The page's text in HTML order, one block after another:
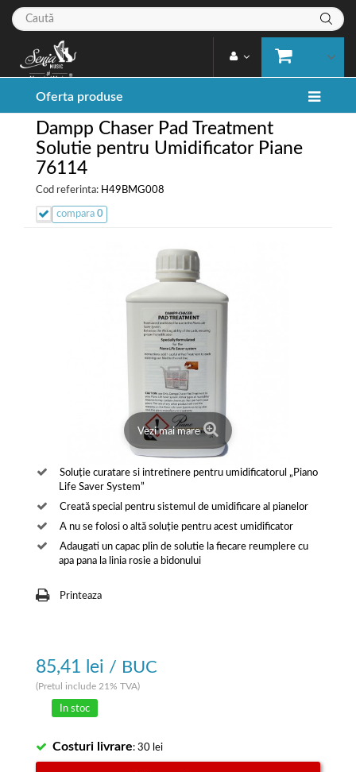
Oferta produse
Dampp Chaser Pad Treatment
Solutie pentru Umidificator Piane
76114
Cod referinta: H49BMG008
compara 0
Vezi mai mare
Soluție curatare si intretinere pentru umidificatorul „Piano
Life Saver System”
Creată special pentru sistemul de umidificare al pianelor
A nu se folosi o altă soluție pentru acest umidificator
Adaugati un capac plin de solutie la fiecare reumplere cu
apa pana la linia rosie a bidonului
Printeaza
85,41 lei / BUC
(Pretul include 21% TVA)
In stoc
Costuri livrare: 30 lei